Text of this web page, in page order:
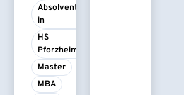
Absolvent/-
in
HS
Pforzheim
Master
MBA